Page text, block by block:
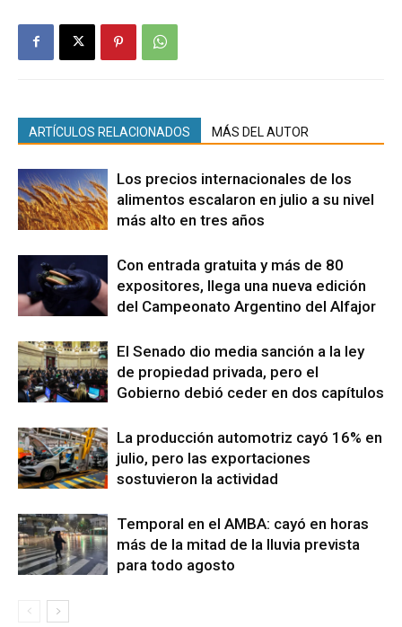
ARTÍCULOS RELACIONADOS MÁS DEL AUTOR
Los precios internacionales de los
alimentos escalaron en julio a su nivel
más alto en tres años
Con entrada gratuita y más de 80
expositores, llega una nueva edición
del Campeonato Argentino del Alfajor
El Senado dio media sanción a la ley
de propiedad privada, pero el
Gobierno debió ceder en dos capítulos
La producción automotriz cayó 16% en
julio, pero las exportaciones
sostuvieron la actividad
Temporal en el AMBA: cayó en horas
más de la mitad de la lluvia prevista
para todo agosto